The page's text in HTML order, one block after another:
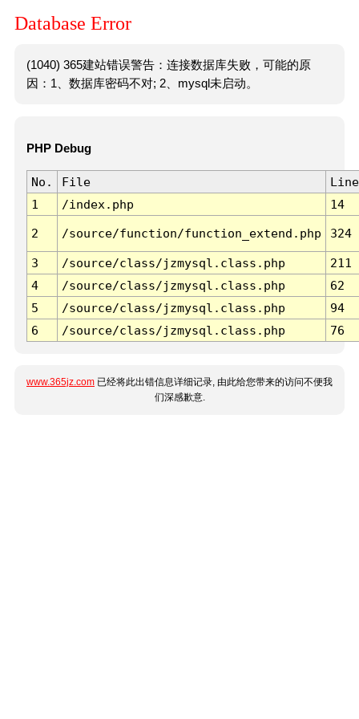
Database Error
(1040) 365建站错误警告：连接数据库失败，可能的原
因：1、数据库密码不对; 2、mysql未启动。
PHP Debug
No. File
Line
1
/index.php 14
2 /source/function/function_extend.php 324
3 /source/class/jzmysql.class.php
211
4
/source/class/jzmysql.class.php
62
5
/source/class/jzmysql.class.php
94
6
/source/class/jzmysql.class.php 76
www.365jz.com 已经将此出错信息详细记录, 由此给您带来的访问不便我
们深感歉意.